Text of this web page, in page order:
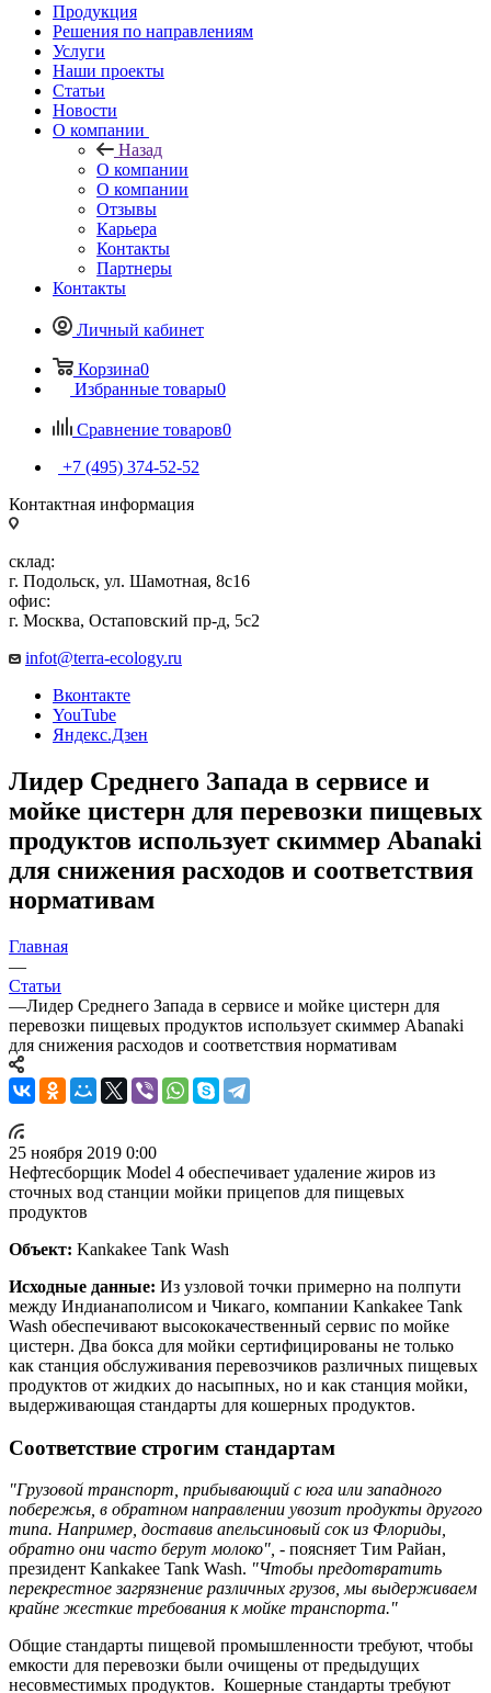
Продукция
Решения по направлениям
Услуги
Наши проекты
Статьи
Новости
О компании
Назад
О компании
О компании
Отзывы
Карьера
Контакты
Партнеры
Контакты
Личный кабинет
Корзина0
Избранные товары0
Сравнение товаров0
+7 (495) 374-52-52
Контактная информация
склад:
г. Подольск, ул. Шамотная, 8с16
офис:
г. Москва, Остаповский пр-д, 5с2
infot@terra-ecology.ru
Вконтакте
YouTube
Яндекс.Дзен
Лидер Среднего Запада в сервисе и
мойке цистерн для перевозки пищевых
продуктов использует скиммер Abanaki
для снижения расходов и соответствия
нормативам
Главная
—
Статьи
—Лидер Среднего Запада в сервисе и мойке цистерн для
перевозки пищевых продуктов использует скиммер Abanaki
для снижения расходов и соответствия нормативам
25 ноября 2019 0:00
Нефтесборщик Model 4 обеспечивает удаление жиров из
сточных вод станции мойки прицепов для пищевых
продуктов
Объект: Kankakee Tank Wash
Исходные данные: Из узловой точки примерно на полпути
между Индианаполисом и Чикаго, компании Kankakee Tank
Wash обеспечивают высококачественный сервис по мойке
цистерн. Два бокса для мойки сертифицированы не только
как станция обслуживания перевозчиков различных пищевых
продуктов от жидких до насыпных, но и как станция мойки,
выдерживающая стандарты для кошерных продуктов.
Соответствие строгим стандартам
"Грузовой транспорт, прибывающий с юга или западного
побережья, в обратном направлении увозит продукты другого
типа. Например, доставив апельсиновый сок из Флориды,
обратно они часто берут молоко", - поясняет Тим Райан,
президент Kankakee Tank Wash. "Чтобы предотвратить
перекрестное загрязнение различных грузов, мы выдерживаем
крайне жесткие требования к мойке транспорта."
Общие стандарты пищевой промышленности требуют, чтобы
емкости для перевозки были очищены от предыдущих
несовместимых продуктов. Кошерные стандарты требуют